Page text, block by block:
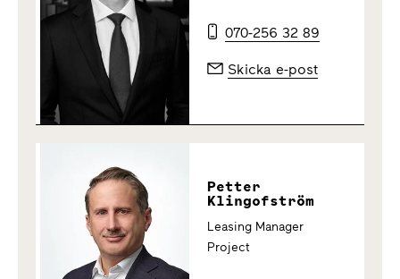
070-256 32 89
Skicka e-post
Petter
Klingofström
Leasing Manager
Project